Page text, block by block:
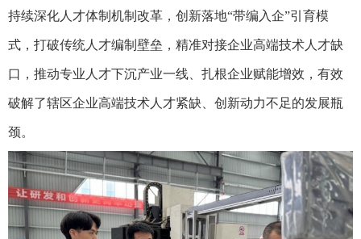
持续深化人才体制机制改革，创新落地“带编入企”引育模
式，打破传统人才编制壁垒，精准对接企业高端技术人才缺
口，推动专业人才下沉产业一线、扎根企业赋能增效，有效
破解了辖区企业高端技术人才紧缺、创新动力不足的发展瓶
颈。